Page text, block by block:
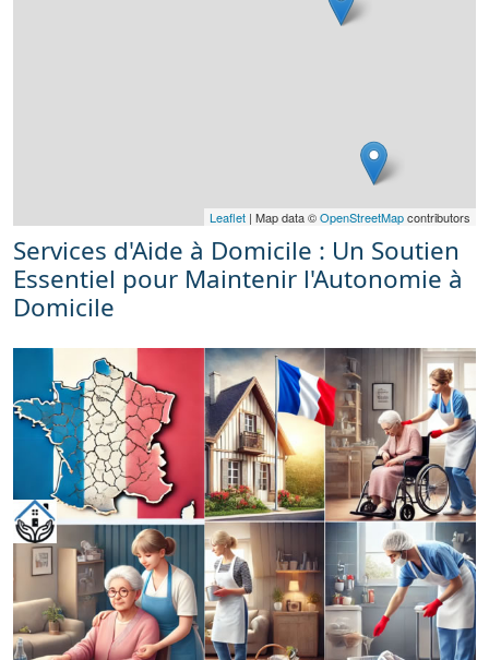
Leaflet | Map data ©OpenStreetMapcontributors
Services d'Aide à Domicile : Un Soutien
Essentiel pour Maintenir l'Autonomie à
Domicile